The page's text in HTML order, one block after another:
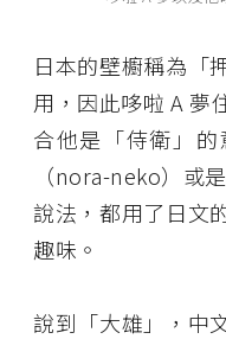
日本的壁櫥稱為「
用，因此哆啦 A 夢
合他是「侍衛」的
（nora-neko）或
說法，都用了日文
趣味。
說到「大雄」，中